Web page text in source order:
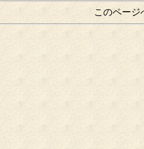
このページ